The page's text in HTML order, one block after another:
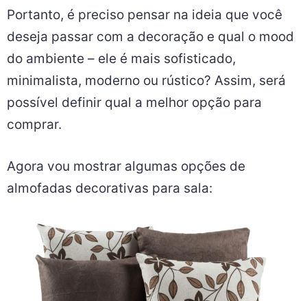
Portanto, é preciso pensar na ideia que você
deseja passar com a decoração e qual o mood
do ambiente – ele é mais sofisticado,
minimalista, moderno ou rústico? Assim, será
possível definir qual a melhor opção para
comprar.
Agora vou mostrar algumas opções de
almofadas decorativas para sala: